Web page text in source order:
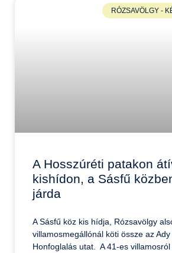
RÓZSAVÖLGY -
A Hosszúréti patakon
kishídon, a Sásfű
járda
A Sásfű köz kis hídja, Rózsavölgy
villamosmegállónál köti össze az
Honfoglalás utat. A 41-es